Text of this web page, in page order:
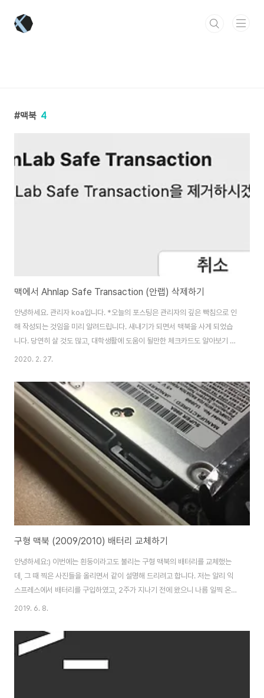
맥북 4
맥에서 Ahnlap Safe Transaction (안랩) 삭제하기
안녕하세요. 관리자 koa입니다. *오늘의 포스팅은 관리자의 깊은 빡침으로 인
해 작성되는 것임을 미리 알려드립니다. 새내기가 되면서 맥북을 사게 되었습
니다. 당연히 살 것도 많고, 대학생활에 도움이 될만한 체크카드도 알아보기 위
해 은행 사이트도 들락날락거리면 여러 보안 프로그램들도 가슴이 미어지는
실행하면 나타나서는 종료 버튼도 없이 사사건건 시비를 거는것입니다. 상단
트레이를 아무리 살펴봐도 종료 버튼이 없어 분노가 치밀어 오르다가 어찌어찌
삭제를 성공하면서, 남긴 메모를 바탕으로 여러분들에게도 알려드리려고 합니
다. 안랩 프로그램의 이름은 ahnlap이 아니다. 안랩 세이프티 앱의 언인스톨러
이름은 " astx_uninsta..
2020. 2. 27.
구형 맥북 (2009/2010) 배터리 교체하기
안녕하세요:) 이번에는 흰둥이라고도 불리는 구형 맥북의 배터리를 교체했는
데, 그 때 찍은 사진들을 올리면서 같이 설명해 드리려고 합니다. 저는 알리 익
스프레스에서 배터리를 구입하였고, 2주가 지나기 전에 왔으니 나름 일찍 온
것 같네요 ㅎㅎ 참고로 하판도 같이 주문했는데, 아쉽게도(?) 별로 대단한 작업
나 맥북 RAM HDD SSD 교체하기!우선 , Y 드라이버+ 드라이버배터리 똥손
이렇게 준비해 주심 됩니다. 물론, 주문하실 때, 드라이버까지 포함해서 주는 상
품들이 있으니, 만약 드라이버 세트를 가지고 있지 않으신 분들은 참고하셔서
2019. 6. 8.